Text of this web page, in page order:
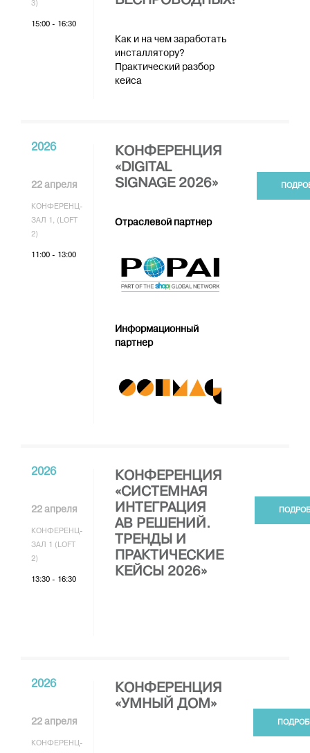
3)
15:00 - 16:30
Как и на чем заработать
инсталлятору?
Практический разбор
кейса
2026
22 апреля
КОНФЕРЕНЦ-
ЗАЛ 1, (LOFT
2)
11:00 - 13:00
КОНФЕРЕНЦИЯ
«DIGITAL
SIGNAGE 2026»
Отраслевой партнер
Информационный
партнер
2026
22 апреля
КОНФЕРЕНЦ-
ЗАЛ 1 (LOFT
2)
13:30 - 16:30
КОНФЕРЕНЦИЯ
«СИСТЕМНАЯ
ИНТЕГРАЦИЯ
АВ РЕШЕНИЙ.
ТРЕНДЫ И
ПРАКТИЧЕСКИЕ
КЕЙСЫ 2026»
2026
22 апреля
КОНФЕРЕНЦ-
КОНФЕРЕНЦИЯ
«УМНЫЙ ДОМ»